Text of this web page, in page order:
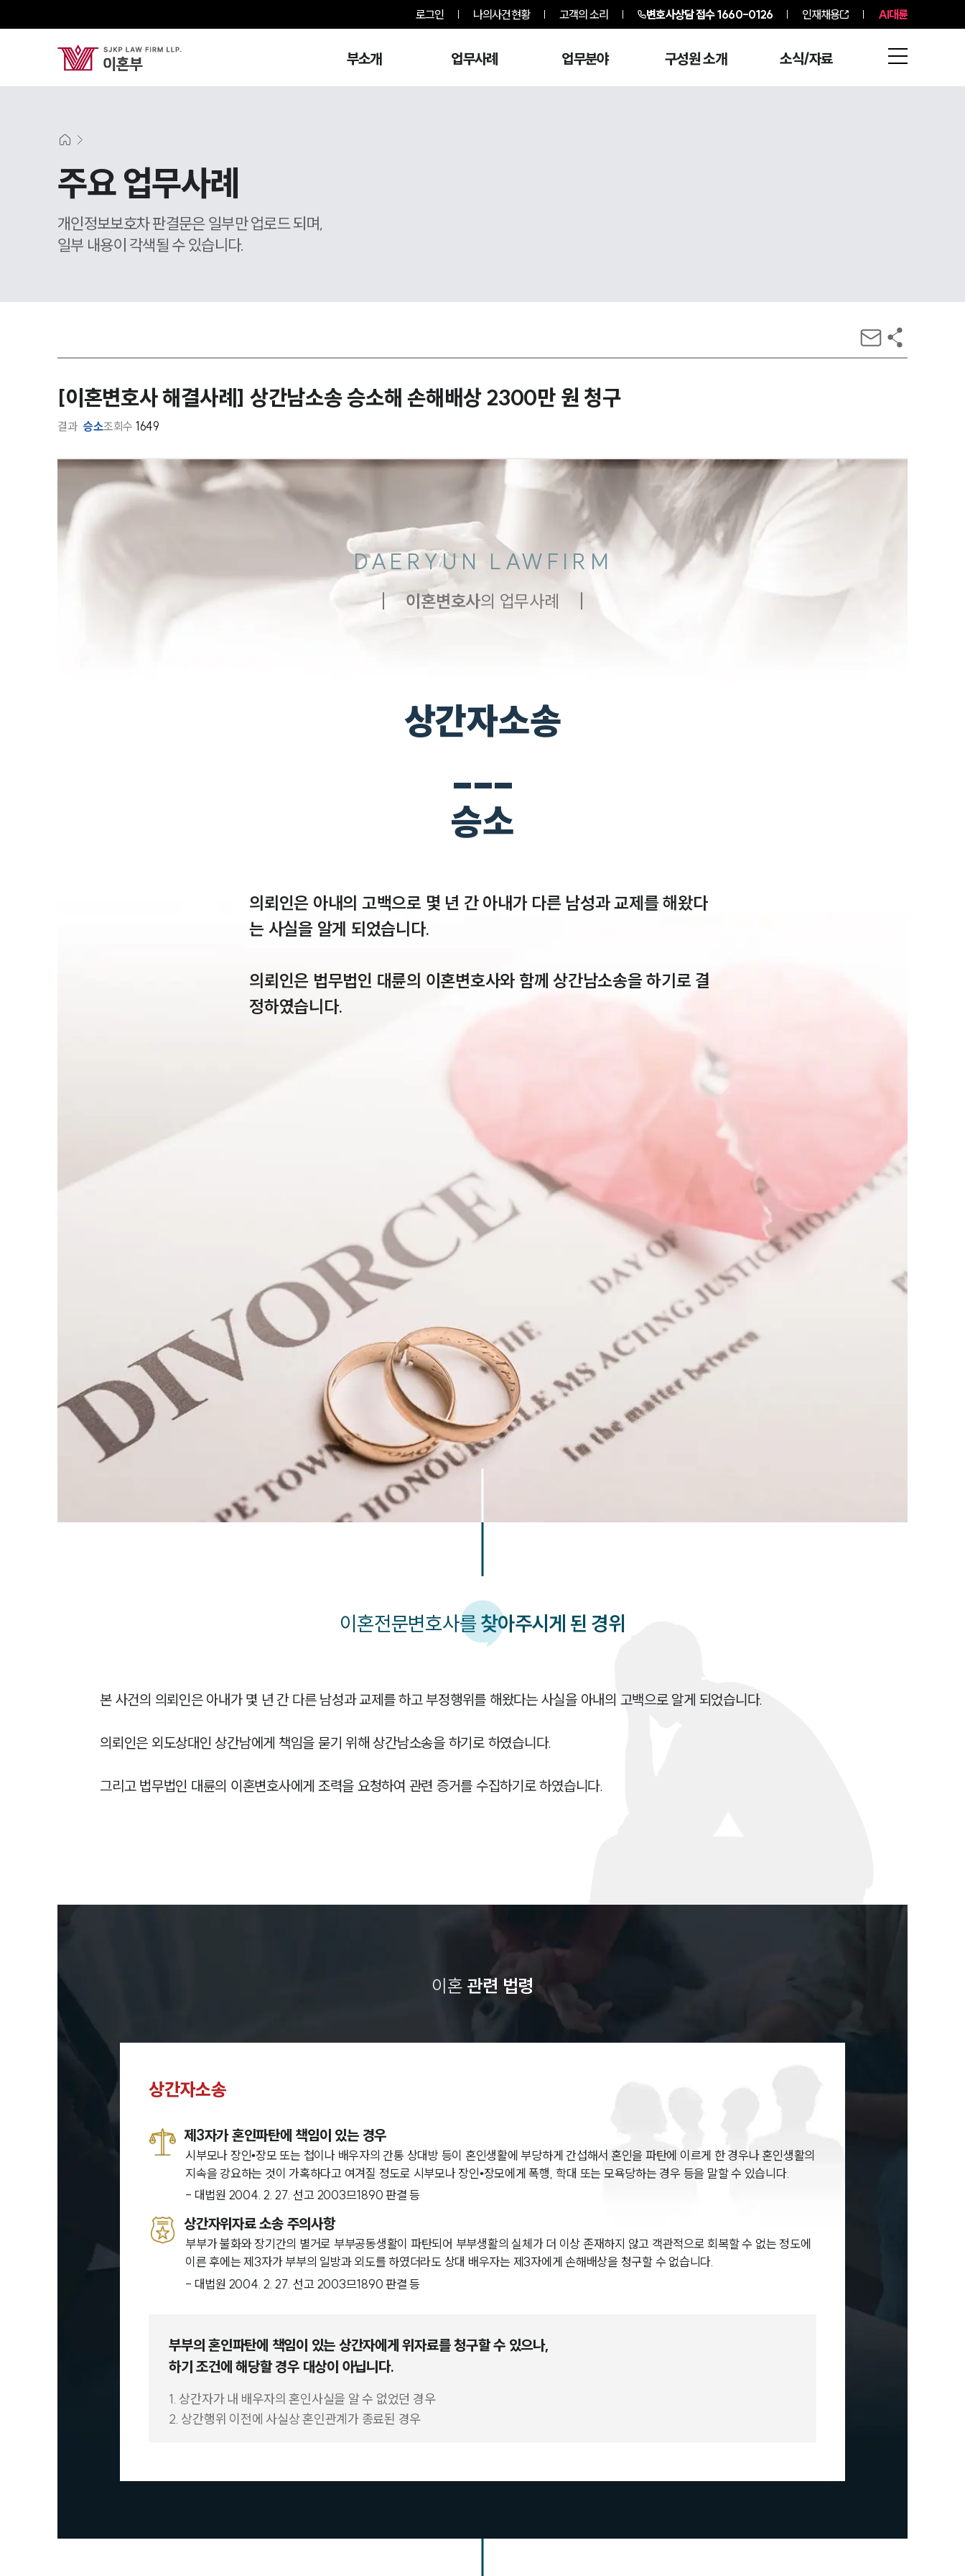
로그인 나의사건현황 고객의 소리 변호사상담 접수1660-0126 인재채용 AI대륜
부소개 업무사례 업무분야 구성원 소개 소식/자료
오시는 길
글로벌 파트너 로펌
고객의 소리
통합검색
업무사례
이혼 주요 업무사례
업무분야
구성원 소개
법률서식
주요 업무사례
개인정보보호차 판결문은 일부만 업로드 되며,
일부 내용이 각색될 수 있습니다.
[이혼변호사 해결사례] 상간남소송 승소해 손해배상 2300만 원 청구
결과 승소조회수 1649
DAERYUN LAWFIRM
이혼변호사의 업무사례
상간자소송
___
승소
의뢰인은 아내의 고백으로 몇 년 간 아내가 다른 남성과 교제를 해왔다
는 사실을 알게 되었습니다.
의뢰인은 법무법인 대륜의 이혼변호사와 함께 상간남소송을 하기로 결
정하였습니다.
이혼전문변호사를찾아주시게 된 경위
본 사건의 의뢰인은 아내가 몇 년 간 다른 남성과 교제를 하고 부정행위를 해왔다는 사실을 아내의 고백으로 알게 되었습니다.
의뢰인은 외도상대인 상간남에게 책임을 묻기 위해 상간남소송을 하기로 하였습니다.
그리고 법무법인 대륜의 이혼변호사에게 조력을 요청하여 관련 증거를 수집하기로 하였습니다.
이혼 관련 법령
상간자소송
제3자가 혼인파탄에 책임이 있는 경우
시부모나 장인•장모 또는 첩이나 배우자의 간통 상대방 등이 혼인생활에 부당하게 간섭해서 혼인을 파탄에 이르게 한 경우나 혼인생활의
지속을 강요하는 것이 가혹하다고 여겨질 정도로 시부모나 장인•장모에게 폭행, 학대 또는 모욕당하는 경우 등을 말할 수 있습니다.
- 대법원 2004. 2. 27. 선고 2003므1890 판결 등
상간자위자료 소송 주의사항
부부가 불화와 장기간의 별거로 부부공동생활이 파탄되어 부부생활의 실체가 더 이상 존재하지 않고 객관적으로 회복할 수 없는 정도에
이른 후에는 제3자가 부부의 일방과 외도를 하였더라도 상대 배우자는 제3자에게 손해배상을 청구할 수 없습니다.
- 대법원 2004. 2. 27. 선고 2003므1890 판결 등
부부의 혼인파탄에 책임이 있는 상간자에게 위자료를 청구할 수 있으나,
하기 조건에 해당할 경우 대상이 아닙니다.
1. 상간자가 내 배우자의 혼인사실을 알 수 없었던 경우
2. 상간행위 이전에 사실상 혼인관계가 종료된 경우